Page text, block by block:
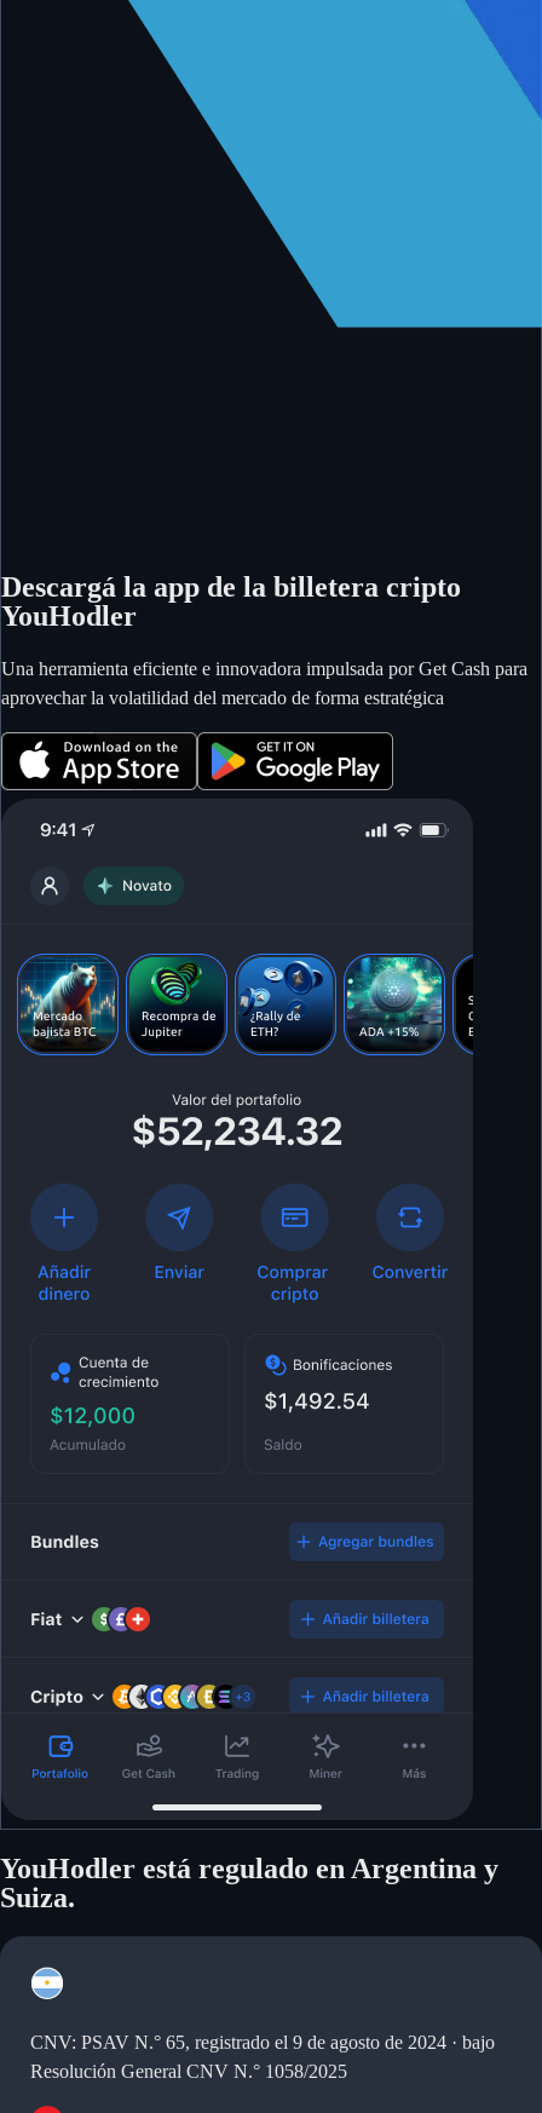
Descargá la app de la billetera cripto
YouHodler
Una herramienta eficiente e innovadora impulsada por Get Cash para
aprovechar la volatilidad del mercado de forma estratégica
YouHodler está regulado en Argentina y
Suiza.
CNV: PSAV N.° 65, registrado el 9 de agosto de 2024 · bajo
Resolución General CNV N.° 1058/2025